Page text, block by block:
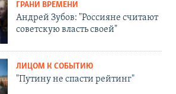
ГРАНИ ВРЕМЕНИ
Андрей Зубов: "Россияне считают
советскую власть своей"
ЛИЦОМ К СОБЫТИЮ
"Путину не спасти рейтинг"